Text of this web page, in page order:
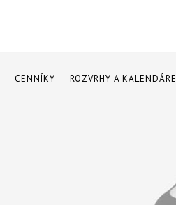
CENNÍKY ROZVRHY A KALENDÁRE